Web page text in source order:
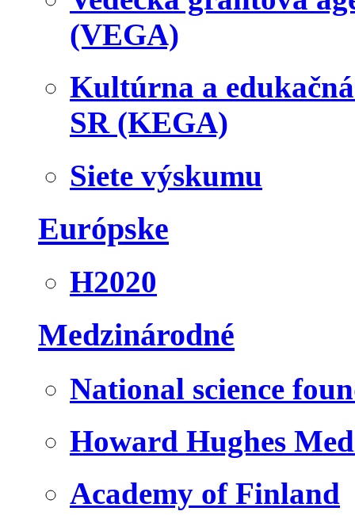
(VEGA)
Kultúrna a
SR (KEGA)
Siete výskumu
Európske
H2020
Medzinárodné
National science
Howard Hughes
Academy of Finland